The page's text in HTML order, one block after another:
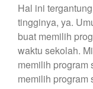
Hal ini
tingginya, ya.
buat memilih
waktu sekolah.
memilih program
memilih program